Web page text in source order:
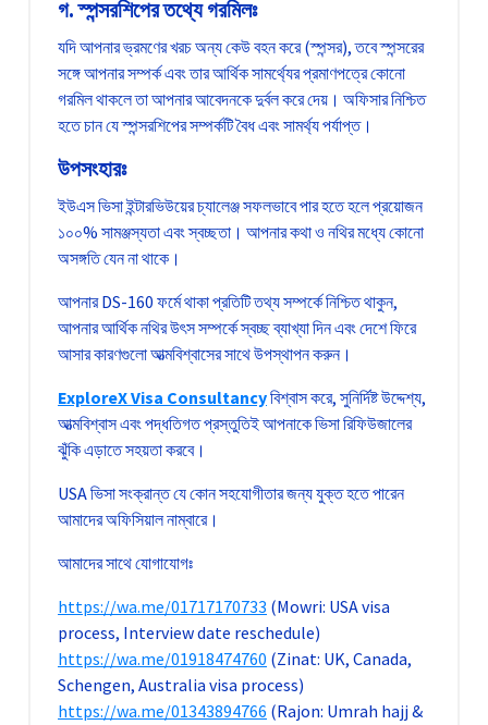
গ. স্পন্সরশিপের তথ্যে গরমিলঃ
যদি আপনার ভ্রমণের খরচ অন্য কেউ বহন করে (স্পন্সর), তবে স্পন্সরের
সঙ্গে আপনার সম্পর্ক এবং তার আর্থিক সামর্থ্যের প্রমাণপত্রে কোনো
গরমিল থাকলে তা আপনার আবেদনকে দুর্বল করে দেয়। অফিসার নিশ্চিত
হতে চান যে স্পন্সরশিপের সম্পর্কটি বৈধ এবং সামর্থ্য পর্যাপ্ত।
উপসংহারঃ
ইউএস ভিসা ইন্টারভিউয়ের চ্যালেঞ্জ সফলভাবে পার হতে হলে প্রয়োজন
১০০% সামঞ্জস্যতা এবং স্বচ্ছতা। আপনার কথা ও নথির মধ্যে কোনো
অসঙ্গতি যেন না থাকে।
আপনার DS-160 ফর্মে থাকা প্রতিটি তথ্য সম্পর্কে নিশ্চিত থাকুন,
আপনার আর্থিক নথির উৎস সম্পর্কে স্বচ্ছ ব্যাখ্যা দিন এবং দেশে ফিরে
আসার কারণগুলো আত্মবিশ্বাসের সাথে উপস্থাপন করুন।
ExploreX Visa Consultancyবিশ্বাস করে, সুনির্দিষ্ট উদ্দেশ্য,
আত্মবিশ্বাস এবং পদ্ধতিগত প্রস্তুতিই আপনাকে ভিসা রিফিউজালের
ঝুঁকি এড়াতে সহয়তা করবে।
USA ভিসা সংক্রান্ত যে কোন সহযোগীতার জন্য যুক্ত হতে পারেন
আমাদের অফিসিয়াল নাম্বারে।
আমাদের সাথে যোগাযোগঃ
https://wa.me/01717170733 (Mowri: USA visa
process, Interview date reschedule)
https://wa.me/01918474760 (Zinat: UK, Canada,
Schengen, Australia visa process)
https://wa.me/01343894766 (Rajon: Umrah hajj &